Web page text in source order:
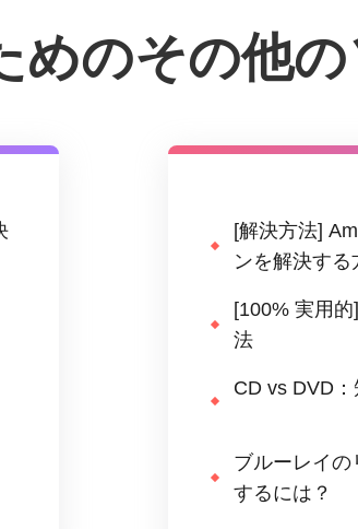
めのその他
[解決方法]
ンを解決する
[100% 実用
法
CD vs DVD
ブルーレイ
するには？